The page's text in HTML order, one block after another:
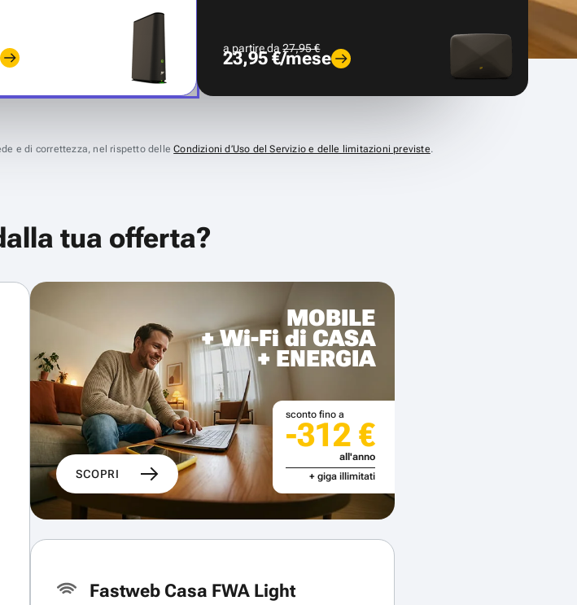
a partire da27,95 €
23,95 €/mese
e di correttezza, nel rispetto delleCondizioni d’Uso del Servizio e delle limitazioni previste.
tua offerta?
MOBILE
+ Wi-Fi di CASA
+ ENERGIA
SCOPRI
sconto fino a
-312 €
all'anno
+ giga illimitati
Fastweb Casa FWA Light